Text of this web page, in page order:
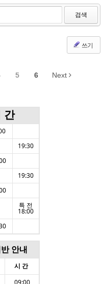
검색
쓰기
5 6 Next
간
19:30
19:30
특 전
18:00
안내
시 간